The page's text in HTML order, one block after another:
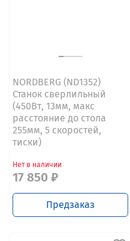
NORDBERG (ND1352)
Станок сверлильный
(450Вт, 13мм, макс
расстояние до стола
255мм, 5 скоростей,
тиски)
Нет в наличии
17 850 ₽
Предзаказ